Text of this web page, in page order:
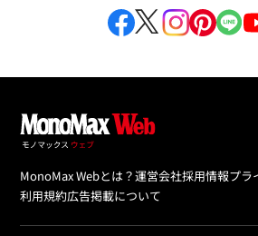
MonoMax Webとは？運営会社採用情報プラ
利用規約広告掲載について